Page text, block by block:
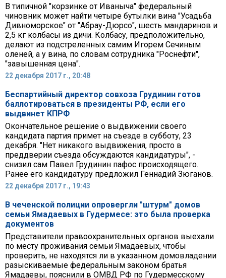
В типичной "корзинке от Иваныча" федеральный
чиновник может найти четыре бутылки вина "Усадьба
Дивноморское" от "Абрау-Дюрсо", шесть мандаринов и
2,5 кг колбасы из дичи. Колбасу, предположительно,
делают из подстреленных самим Игорем Сечиным
оленей, а у вина, по словам сотрудника "Роснефти",
"завышенная цена".
22 декабря 2017 г., 20:48
Беспартийный директор совхоза Грудинин готов
баллотироваться в президенты РФ, если его
выдвинет КПРФ
Окончательное решение о выдвижении своего
кандидата партия примет на съезде в субботу, 23
декабря. "Нет никакого выдвижения, просто в
преддверии съезда обсуждаются кандидатуры", -
снизил сам Павел Грудинин пафос происходящего.
Ранее его кандидатуру предложил Геннадий Зюганов.
22 декабря 2017 г., 19:43
В чеченской полиции опровергли "штурм" домов
семьи Ямадаевых в Гудермесе: это была проверка
документов
Представители правоохранительных органов выехали
по месту проживания семьи Ямадаевых, чтобы
проверить, не находятся ли в указанном домовладении
разыскиваемые федеральным законом братья
Ямадаевы, пояснили в ОМВД РФ по Гудермесскому